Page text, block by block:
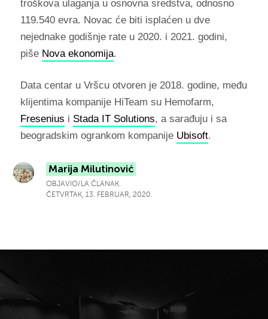
troškova ulaganja u osnovna sredstva, odnosno
119.540 evra. Novac će biti isplaćen u dve
nejednake godišnje rate u 2020. i 2021. godini,
piše Nova ekonomija.
Data centar u Vršcu otvoren je 2018. godine, među
klijentima kompanije HiTeam su Hemofarm,
Fresenius i Stada IT Solutions, a sarađuju i sa
beogradskim ogrankom kompanije Ubisoft.
Marija Milutinović
OBJAVIO/LA ČLANAK.
ČETVRTAK, 13. FEBRUAR, 2020.